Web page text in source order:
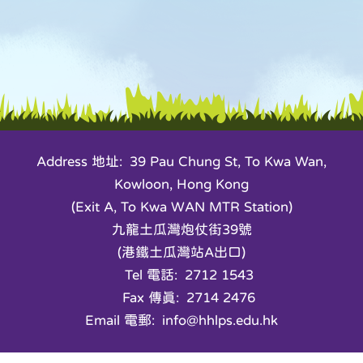
Address 地址: 39 Pau Chung St, To Kwa Wan,
Kowloon, Hong Kong
(Exit A, To Kwa WAN MTR Station)
九龍土瓜灣炮仗街39號
(港鐵土瓜灣站A出口)
Tel 電話: 2712 1543
Fax 傳真: 2714 2476
Email 電郵: info@hhlps.edu.hk